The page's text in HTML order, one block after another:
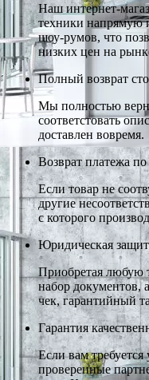
Наш интернет-
техники напрямую
шоу-румов, что
низких цен на
Полный возврат
Мы полностью
соответстовать
доставлен вовремя.
Возврат платежа по
Если товар не
другие
с которого
Юридическая
Приобретая любую
набор документов,
чек, гарантийный
Гарантия
Если вам
проверенные